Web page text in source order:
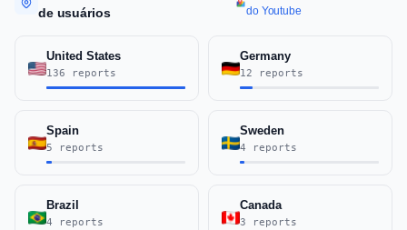
de usuários
do Youtube
United States
136 reports
Germany
12 reports
Spain
5 reports
Sweden
4 reports
Brazil
4 reports
Canada
3 reports